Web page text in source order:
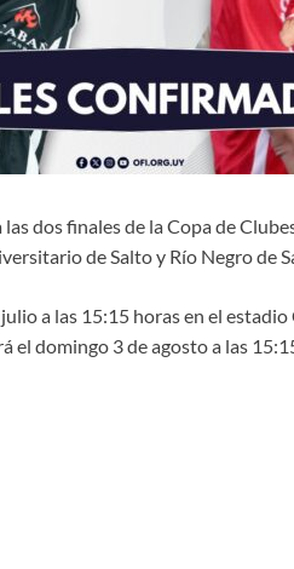
dos finales de la Copa de
de Salto y Río Negro de
a las 15:15 horas en el
el domingo 3 de agosto a las